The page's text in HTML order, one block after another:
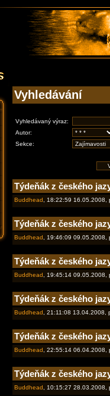
Vyhledávání
Vyhledávaný výraz:
Autor:
Sekce:
Týdeňák z českého
Buddhead , 18:22:59
Týdeňák z českého
Buddhead , 19:46:09
Týdeňák z českého
Buddhead , 19:45:14
Týdeňák z českého
Buddhead , 21:11:08 13.04.2008,
Týdeňák z českého
Buddhead , 22:55:14
Týdeňák z českého
Buddhead , 10:15:27